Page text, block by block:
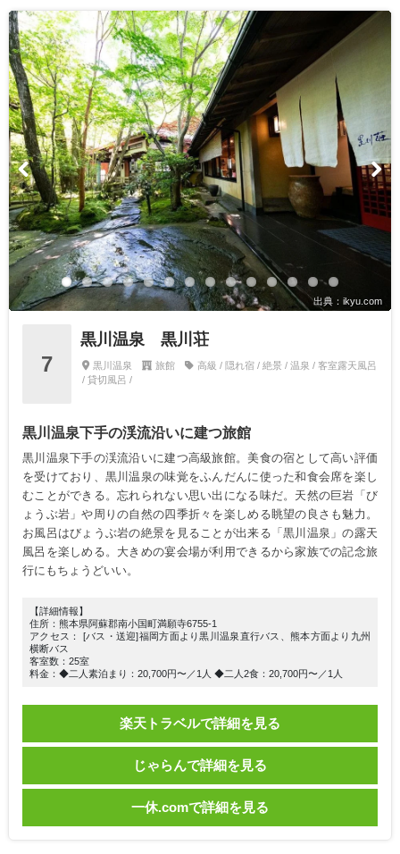
出典：ikyu.com
7
黒川温泉 黒川荘
黒川温泉 旅館
高級 / 隠れ宿 / 絶景 / 温泉 / 客室露天風呂
/ 貸切風呂 /
黒川温泉下手の渓流沿いに建つ旅館
黒川温泉下手の渓流沿いに建つ高級旅館。美食の宿として高い評価
を受けており、黒川温泉の味覚をふんだんに使った和食会席を楽し
むことができる。忘れられない思い出になる味だ。天然の巨岩「び
ょうぶ岩」や周りの自然の四季折々を楽しめる眺望の良さも魅力。
お風呂はびょうぶ岩の絶景を見ることが出来る「黒川温泉」の露天
風呂を楽しめる。大きめの宴会場が利用できるから家族での記念旅
行にもちょうどいい。
【詳細情報】
住所：熊本県阿蘇郡南小国町満願寺6755-1
アクセス： [バス・送迎]福岡方面より黒川温泉直行バス、熊本方面より九州
横断バス
客室数：25室
料金：◆二人素泊まり：20,700円〜／1人 ◆二人2食：20,700円〜／1人
楽天トラベルで詳細を見る
じゃらんで詳細を見る
一休.comで詳細を見る